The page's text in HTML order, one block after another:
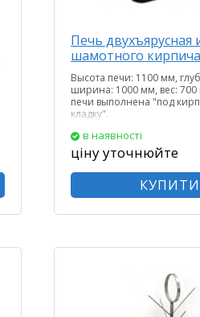
Печь двухъярусная
шамотного кирпича
Высота печи: 1100 мм,
ширина: 1000 мм, вес: 700
печи выполнена "под
кладку".
в наявності
ціну уточнюйте
КУПИТИ